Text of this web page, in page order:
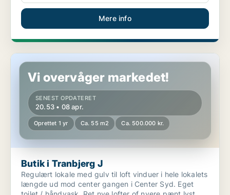
Mere info
Butik i Tranbjerg J
Vi overvåger markedet!
SENEST OPDATERET
20.53 • 08 apr.
Oprettet 1 yr Ca. 55 m2 Ca. 500.000 kr.
Butik i Tranbjerg J
Regulært lokale med gulv til loft vinduer i hele lokalets
længde ud mod center gangen i Center Syd. Eget